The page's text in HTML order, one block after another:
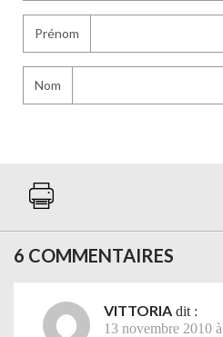
Prénom
Nom
6 COMMENTAIRES
VITTORIA dit :
13 novembre 2010